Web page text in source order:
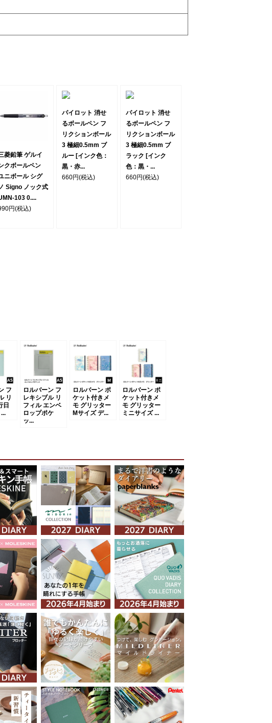
菱鉛筆 ゲルイ
クボールペン
ニボール シグ
Signo ノック式
103 0....
円(税込)
パイロット 消せ
るボールペン フ
リクションボール
3 極細0.5mm ブ
ルー [インク色：
黒・赤...
660円(税込)
パイロット 消せ
るボールペン フ
リクションボール
3 極細0.5mm ブ
ラック [インク
色：黒・...
660円(税込)
フ
リ
日
ロルバーン フ
レキシブル リ
フィル エンベ
ロップポケ
ッ...
ロルバーン ポ
ケット付きメ
モ グリッター
Mサイズ デ...
ロルバーン ポ
ケット付きメ
モ グリッター
ミニサイズ ...